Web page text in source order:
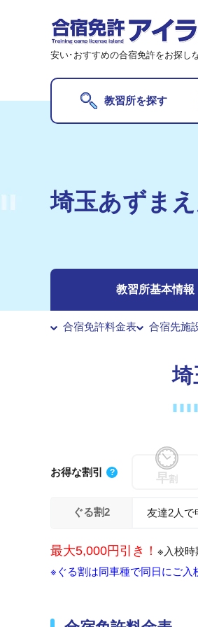
安い･おすすめの合宿免許をお探し
教習所を探す
埼玉あずまえ
教習所基本情報
合宿免許料金表 合宿先施
埼
お得な割引 ? 早割
ぐる割2 友達2人で
最大5,000円引き！ ※入校時
※ぐる割は同車種で同日にご入